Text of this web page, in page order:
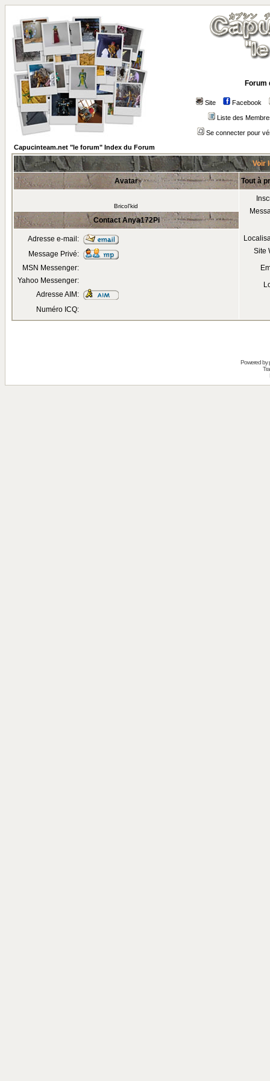
Forum
Site Facebook
Liste des
Se connecter pour
Capucinteam.net "le forum" Index du Forum
Voir
Avatar Tout à
Bricol'kid
Site
Contact Anya172Pi
Adresse e-mail:
Message Privé:
MSN Messenger:
Yahoo Messenger:
Adresse AIM:
Numéro ICQ:
Powered by